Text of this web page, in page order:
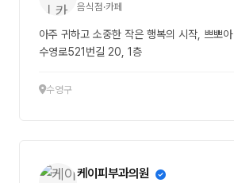
음식점·카페
아주 귀하고 소중한 작은 행복의 시작, 쁘뽀아 부산광역시 수영구
수영로521번길 20, 1층
수영구
케이피부과의원